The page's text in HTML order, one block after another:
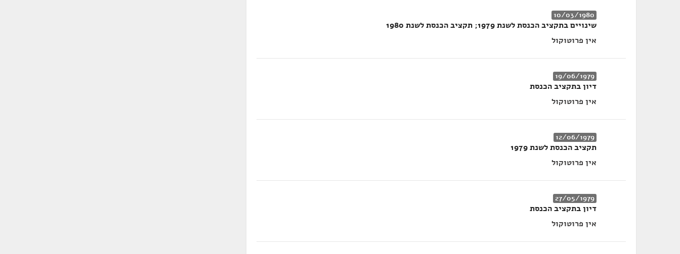
10/03/1980
שינויים בתקציב הכנסת לשנת 1979; תקציב הכנסת לשנת 1980
אין פרוטוקול
19/06/1979
דיון בתקציב הכנסת
אין פרוטוקול
12/06/1979
תקציב הכנסת לשנת 1979
אין פרוטוקול
27/05/1979
דיון בתקציב הכנסת
אין פרוטוקול